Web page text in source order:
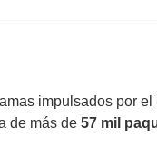
impulsados por
de más de 57 mil